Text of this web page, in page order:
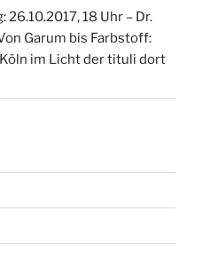
26.10.2017, 18 Uhr – Dr.
Garum bis Farbstoff:
im Licht der tituli dort